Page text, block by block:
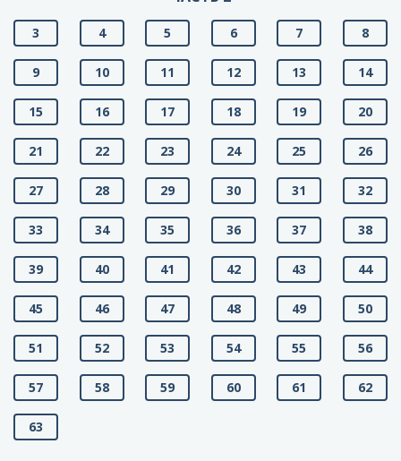
3 4 5 6 7 8
9 10 11 12 13 14
15 16 17 18 19 20
21 22 23 24 25 26
27 28 29 30 31 32
33 34 35 36 37 38
39 40 41 42 43 44
45 46 47 48 49 50
51 52 53 54 55 56
57 58 59 60 61 62
63